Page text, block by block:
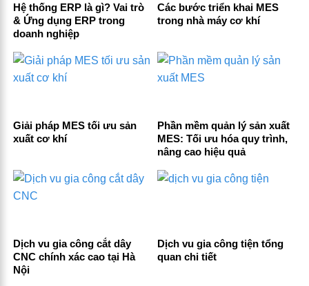
Hệ thống ERP là gì? Vai trò
& Ứng dụng ERP trong
doanh nghiệp
Các bước triển khai MES
trong nhà máy cơ khí
Giải pháp MES tối ưu sản
xuất cơ khí
Phần mềm quản lý sản xuất
MES: Tối ưu hóa quy trình,
nâng cao hiệu quả
Dịch vu gia công cắt dây
CNC chính xác cao tại Hà
Nội
Dịch vu gia công tiện tổng
quan chi tiết